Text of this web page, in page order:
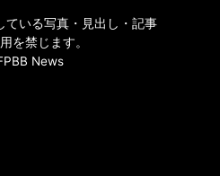
ている写真・見出し・記事
を禁じます。
News